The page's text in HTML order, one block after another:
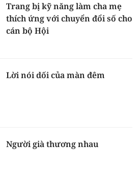
Trang bị kỹ năng làm cha mẹ
thích ứng với chuyển đổi số cho
cán bộ Hội
Lời nói dối của màn đêm
Người già thương nhau